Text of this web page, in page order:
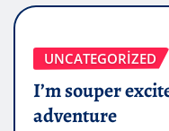
UNCATEGORIZED
I’m souper
adventure